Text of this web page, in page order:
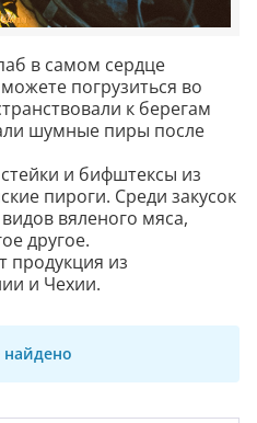
в самом сердце
погрузиться во
к берегам
шумные пиры после
и бифштексы из
пироги. Среди закусок
вяленого мяса,
другое.
продукция из
и Чехии.
найдено